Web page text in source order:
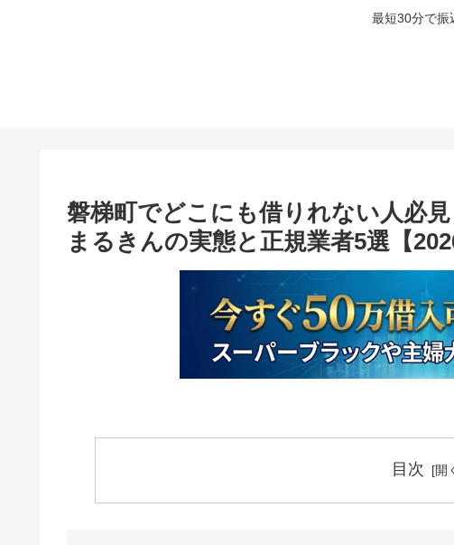
最短30分で振
磐梯町でどこにも借りれない人必
まるきんの実態と正規業者5選【
目次